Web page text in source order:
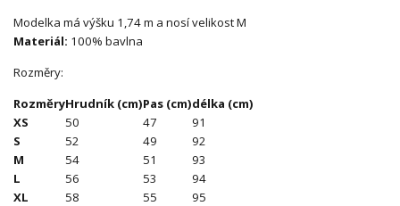
Modelka má výšku 1,74 m a nosí velikost M
Materiál: 100% bavlna
Rozměry:
RozměryHrudník (cm)Pas (cm)délka (cm)
XS
50 47
91
S
52 49
92
M
54 51
93
L
56 53
94
XL
58 55
95